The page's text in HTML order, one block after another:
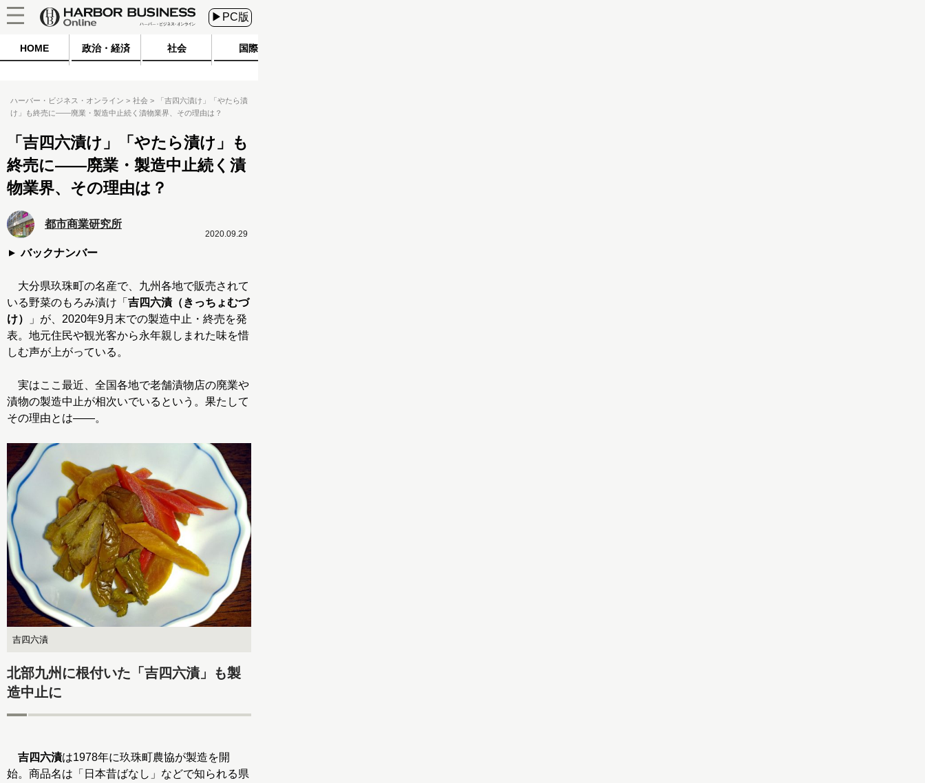
▶PC版
HOME 政治・経済 社会 国際
ハーバー・ビジネス・オンライン 社会
「吉四六漬け」「やたら漬
け」も終売に――廃業・製造中止続く漬物業界、その理由は？
「吉四六漬け」「やたら漬け」も
終売に――廃業・製造中止続く漬
物業界、その理由は？
都市商業研究所
バックナンバー
2020.09.29
大分県玖珠町の名産で、九州各地で販売されて
いる野菜のもろみ漬け「 吉四六漬（きっちょむづ
け）
」が、2020年9月末での製造中止・終売を発
表。地元住民や観光客から永年親しまれた味を惜
しむ声が上がっている。
実はここ最近、全国各地で老舗漬物店の廃業や
漬物の製造中止が相次いでいるという。果たして
その理由とは――。
吉四六漬
北部九州に根付いた「吉四六漬」も製
造中止に
吉四六漬は1978年に玖珠町農協が製造を開
始。商品名は「日本昔ばなし」などで知られる県